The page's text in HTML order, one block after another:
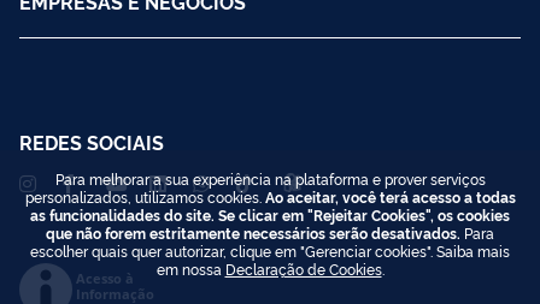
REDES SOCIAIS
Acesso à
Informação
Para melhorar a sua experiência na plataforma e prover serviços
personalizados, utilizamos cookies. Ao aceitar, você terá acesso a todas
as funcionalidades do site. Se clicar em "Rejeitar Cookies", os cookies
que não forem estritamente necessários serão desativados. Para
escolher quais quer autorizar, clique em "Gerenciar cookies". Saiba mais
em nossa Declaração de Cookies.